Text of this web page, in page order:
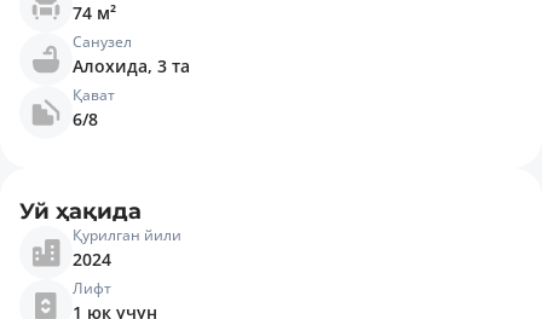
74 м²
Санузел
Алохида, 3 та
Қават
6/8
Уй ҳақида
Қурилган йили
2024
Лифт
1 юк учун